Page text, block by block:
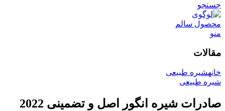
جستجو
منو
مقالات
خانهشیره طبیعی
شیره طبیعی
صادرات شیره انگور اصل و تضمینی 2022